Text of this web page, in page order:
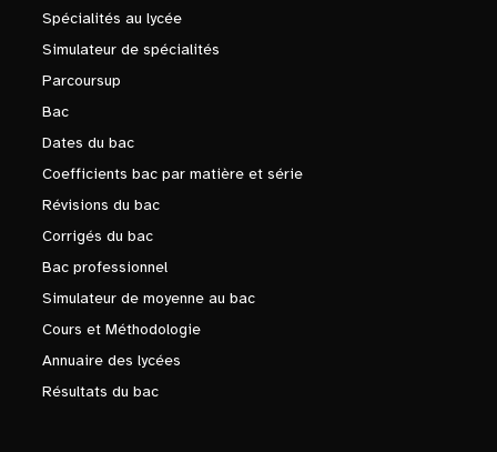
Spécialités au lycée
Simulateur de spécialités
Parcoursup
Bac
Dates du bac
Coefficients bac par matière et série
Révisions du bac
Corrigés du bac
Bac professionnel
Simulateur de moyenne au bac
Cours et Méthodologie
Annuaire des lycées
Résultats du bac